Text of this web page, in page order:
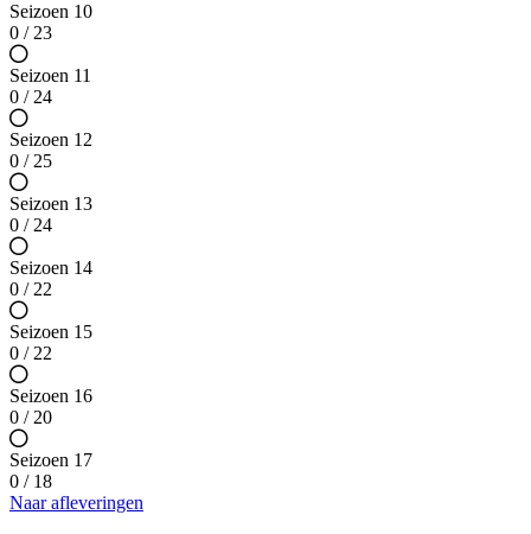
Seizoen 10
0 / 23
Seizoen 11
0 / 24
Seizoen 12
0 / 25
Seizoen 13
0 / 24
Seizoen 14
0 / 22
Seizoen 15
0 / 22
Seizoen 16
0 / 20
Seizoen 17
0 / 18
Naar afleveringen